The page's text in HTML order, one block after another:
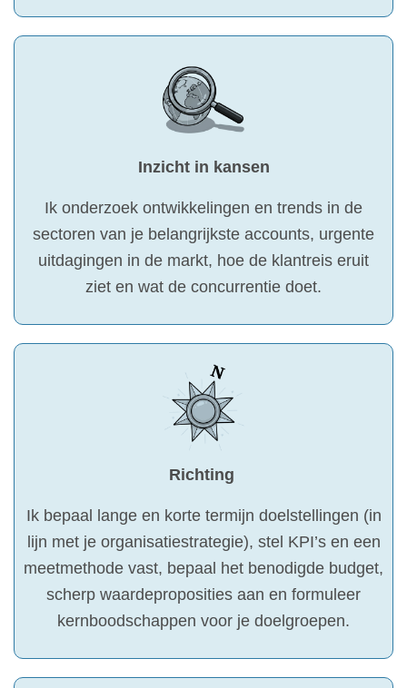
Inzicht in kansen
Ik onderzoek ontwikkelingen en trends in de
sectoren van je belangrijkste accounts, urgente
uitdagingen in de markt, hoe de klantreis eruit
ziet en wat de concurrentie doet.
Richting
Ik bepaal lange en korte termijn doelstellingen (in
lijn met je organisatiestrategie), stel KPI’s en een
meetmethode vast, bepaal het benodigde budget,
scherp waardeproposities aan en formuleer
kernboodschappen voor je doelgroepen.